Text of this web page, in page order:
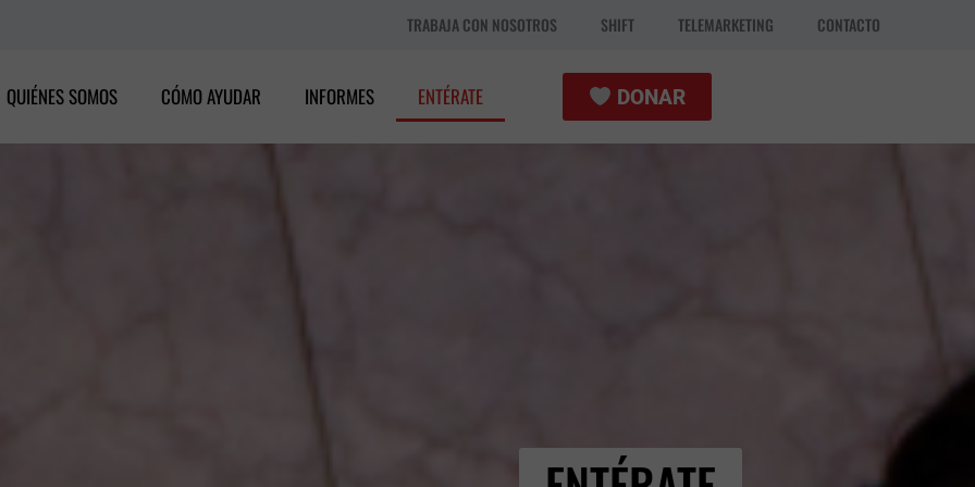
TRABAJA CON NOSOTROS SHIFT TELEMARKETING CONTACTO
QUIÉNES SOMOS CÓMO AYUDAR INFORMES ENTÉRATE DONAR